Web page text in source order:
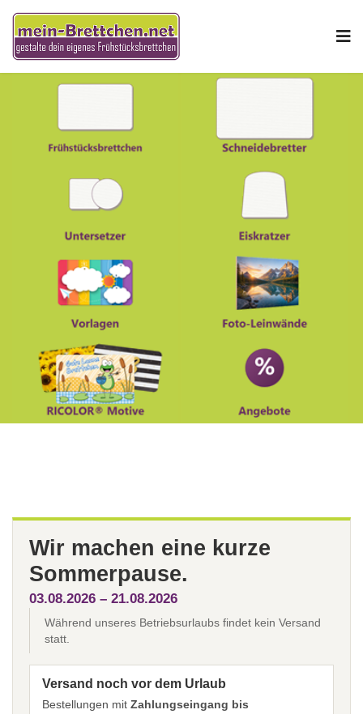
Wir machen eine kurze
Sommerpause.
03.08.2026 – 21.08.2026
Während unseres Betriebsurlaubs findet kein Versand
statt.
Versand noch vor dem Urlaub
Bestellungen mit Zahlungseingang bis